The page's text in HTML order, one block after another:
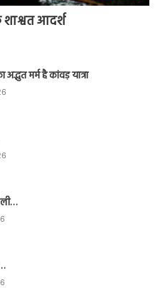
आदर्श
मर्म है कांवड़ यात्रा